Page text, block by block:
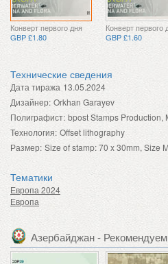
Конверт первого дня
GBP £1.80
Конверт первого
GBP £1.60
Технические сведения
Дата тиража 13.05.2024
Дизайнер: Orkhan Garayev
Полиграфист: bpost Stamps Production,
Технология: Offset lithography
Размер: Size of stamp: 70 x 30mm, Size
Тематики
Европа 2024
Европа
Азербайджан -